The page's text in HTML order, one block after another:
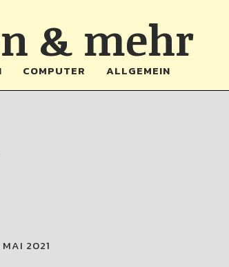
& mehr
COMPUTER ALLGEMEIN
MAI 2021